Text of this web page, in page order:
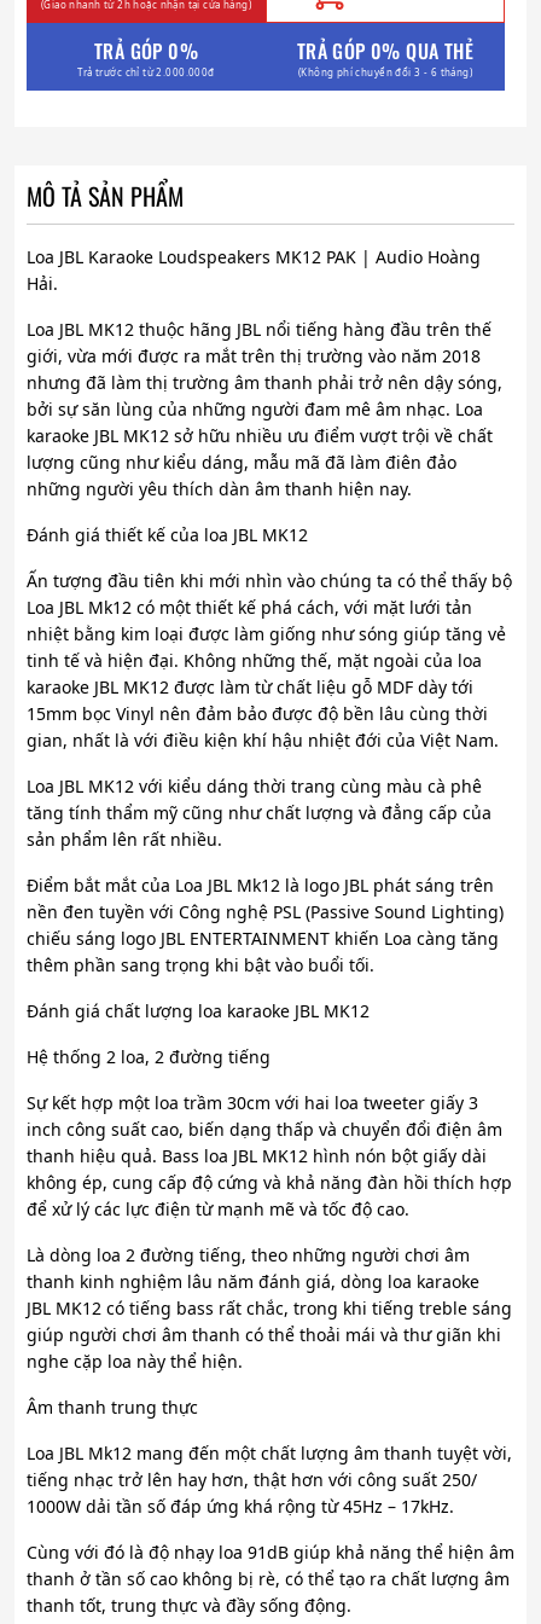
(Giao nhanh từ 2h hoặc nhận tại cửa hàng)
TRẢ GÓP 0%
Trả trước chỉ từ 2.000.000đ
TRẢ GÓP 0% QUA THẺ
(Không phí chuyển đổi 3 - 6 tháng)
MÔ TẢ SẢN PHẨM
Loa JBL Karaoke Loudspeakers MK12 PAK | Audio Hoàng
Hải.
Loa JBL MK12 thuộc hãng JBL nổi tiếng hàng đầu trên thế
giới, vừa mới được ra mắt trên thị trường vào năm 2018
nhưng đã làm thị trường âm thanh phải trở nên dậy sóng,
bởi sự săn lùng của những người đam mê âm nhạc. Loa
karaoke JBL MK12 sở hữu nhiều ưu điểm vượt trội về chất
lượng cũng như kiểu dáng, mẫu mã đã làm điên đảo
những người yêu thích dàn âm thanh hiện nay.
Đánh giá thiết kế của loa JBL MK12
Ấn tượng đầu tiên khi mới nhìn vào chúng ta có thể thấy bộ
Loa JBL Mk12 có một thiết kế phá cách, với mặt lưới tản
nhiệt bằng kim loại được làm giống như sóng giúp tăng vẻ
tinh tế và hiện đại. Không những thế, mặt ngoài của loa
karaoke JBL MK12 được làm từ chất liệu gỗ MDF dày tới
15mm bọc Vinyl nên đảm bảo được độ bền lâu cùng thời
gian, nhất là với điều kiện khí hậu nhiệt đới của Việt Nam.
Loa JBL MK12 với kiểu dáng thời trang cùng màu cà phê
tăng tính thẩm mỹ cũng như chất lượng và đẳng cấp của
sản phẩm lên rất nhiều.
Điểm bắt mắt của Loa JBL Mk12 là logo JBL phát sáng trên
nền đen tuyền với Công nghệ PSL (Passive Sound Lighting)
chiếu sáng logo JBL ENTERTAINMENT khiến Loa càng tăng
thêm phần sang trọng khi bật vào buổi tối.
Đánh giá chất lượng loa karaoke JBL MK12
Hệ thống 2 loa, 2 đường tiếng
Sự kết hợp một loa trầm 30cm với hai loa tweeter giấy 3
inch công suất cao, biến dạng thấp và chuyển đổi điện âm
thanh hiệu quả. Bass loa JBL MK12 hình nón bột giấy dài
không ép, cung cấp độ cứng và khả năng đàn hồi thích hợp
để xử lý các lực điện từ mạnh mẽ và tốc độ cao.
Là dòng loa 2 đường tiếng, theo những người chơi âm
thanh kinh nghiệm lâu năm đánh giá, dòng loa karaoke
JBL MK12 có tiếng bass rất chắc, trong khi tiếng treble sáng
giúp người chơi âm thanh có thể thoải mái và thư giãn khi
nghe cặp loa này thể hiện.
Âm thanh trung thực
Loa JBL Mk12 mang đến một chất lượng âm thanh tuyệt vời,
tiếng nhạc trở lên hay hơn, thật hơn với công suất 250/
1000W dải tần số đáp ứng khá rộng từ 45Hz – 17kHz.
Cùng với đó là độ nhạy loa 91dB giúp khả năng thể hiện âm
thanh ở tần số cao không bị rè, có thể tạo ra chất lượng âm
thanh tốt, trung thực và đầy sống động.